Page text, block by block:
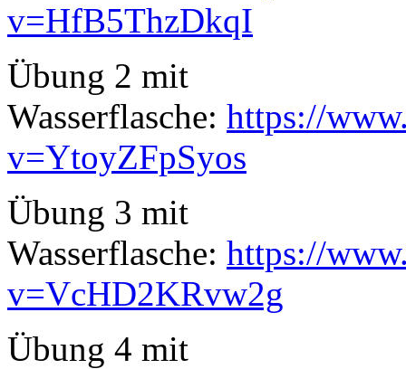
v=HfB5ThzDkqI
Übung 2 mit
Wasserflasche: https://
v=YtoyZFpSyos
Übung 3 mit
Wasserflasche: https://
v=VcHD2KRvw2g
Übung 4 mit